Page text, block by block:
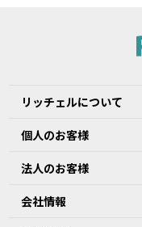
リッチェルについて
個人のお客様
法人のお客様
会社情報